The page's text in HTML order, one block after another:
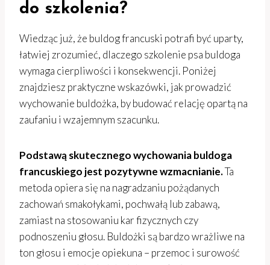
do szkolenia?
Wiedząc już, że buldog francuski potrafi być uparty,
łatwiej zrozumieć, dlaczego szkolenie psa buldoga
wymaga cierpliwości i konsekwencji. Poniżej
znajdziesz praktyczne wskazówki, jak prowadzić
wychowanie buldożka, by budować relację opartą na
zaufaniu i wzajemnym szacunku.
Podstawą skutecznego wychowania buldoga
francuskiego jest pozytywne wzmacnianie.Ta
metoda opiera się na nagradzaniu pożądanych
zachowań smakołykami, pochwałą lub zabawą,
zamiast na stosowaniu kar fizycznych czy
podnoszeniu głosu. Buldożki są bardzo wrażliwe na
ton głosu i emocje opiekuna – przemoc i surowość